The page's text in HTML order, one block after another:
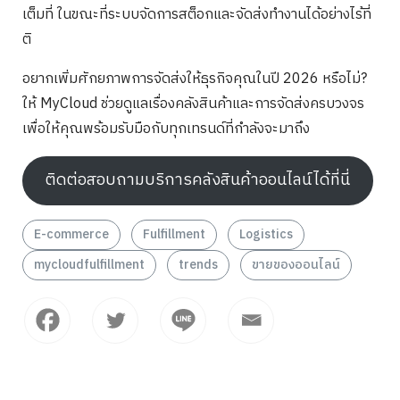
เต็มที่ ในขณะที่ระบบจัดการสต็อกและจัดส่งทำงานได้อย่างไร้ที่
ติ
อยากเพิ่มศักยภาพการจัดส่งให้ธุรกิจคุณในปี 2026 หรือไม่?
ให้ MyCloud ช่วยดูแลเรื่องคลังสินค้าและการจัดส่งครบวงจร
เพื่อให้คุณพร้อมรับมือกับทุกเทรนด์ที่กำลังจะมาถึง
ติดต่อสอบถามบริการคลังสินค้าออนไลน์ได้ที่นี่
E-commerce Fulfillment
Logistics
mycloudfulfillment
trends ขายของออนไลน์